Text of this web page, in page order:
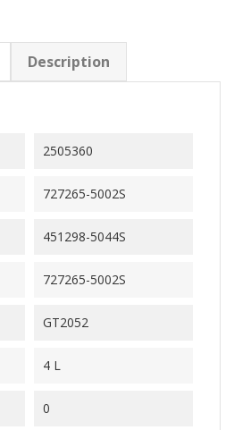
Description
2505360
727265-5002S
451298-5044S
727265-5002S
GT2052
4 L
0